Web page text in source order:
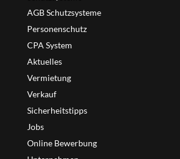
AGB Schutzsysteme
Personenschutz
CPA System
Aktuelles
Vermietung
Verkauf
Sicherheitstipps
Jobs
Online Bewerbung